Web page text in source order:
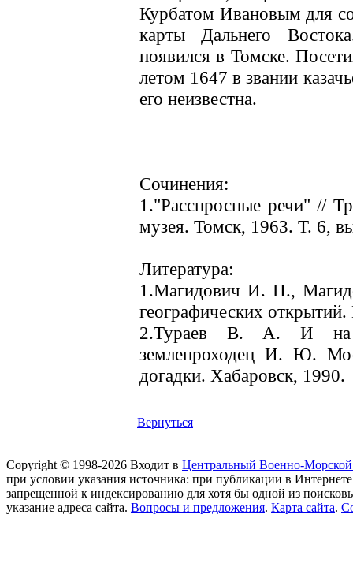
Курбатом Ивановым для
карты Дальнего
появился в Томске.
летом 1647 в звании
его неизвестна.
Сочинения:
1."Расспросные речи" //
музея. Томск, 1963. Т. 6,
Литература:
1.Магидович И. П.,
географических
2.Тураев В. А. И на
землепроходец И. Ю.
догадки. Хабаровск, 1990.
Вернуться
Copyright © 1998-2026 Входит в Центральный Военно-
при условии указания источника: при публикации в
запрещенной к индексированию для хотя бы одной из
указание адреса сайта. Вопросы и предложения. Карта сайта.